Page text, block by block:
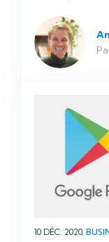
10 DÉC. 2020,